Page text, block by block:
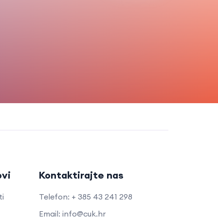
Kontaktirajte nas
Telefon: + 385 43 241 298
Email: info@cuk.hr